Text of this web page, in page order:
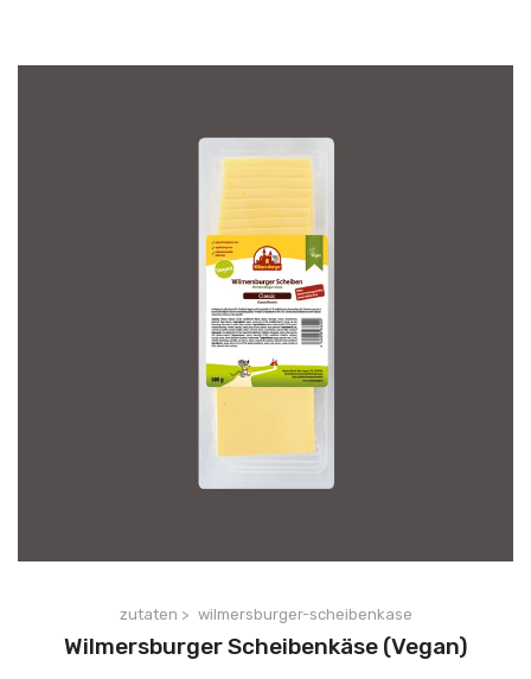
zutaten > wilmersburger-scheibenkase
Wilmersburger Scheibenkäse (Vegan)